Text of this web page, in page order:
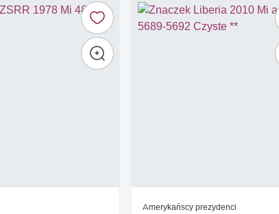
Amerykańscy prezydenci